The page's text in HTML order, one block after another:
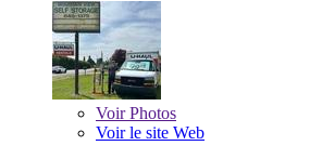
VoirPhotos
Voir le site Web